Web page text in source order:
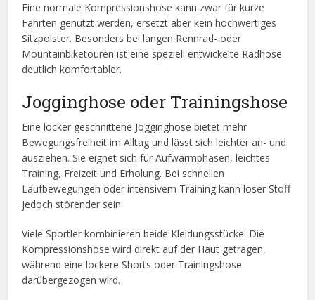
Eine normale Kompressionshose kann zwar für kurze
Fahrten genutzt werden, ersetzt aber kein hochwertiges
Sitzpolster. Besonders bei langen Rennrad- oder
Mountainbiketouren ist eine speziell entwickelte Radhose
deutlich komfortabler.
Jogginghose oder Trainingshose
Eine locker geschnittene Jogginghose bietet mehr
Bewegungsfreiheit im Alltag und lässt sich leichter an- und
ausziehen. Sie eignet sich für Aufwärmphasen, leichtes
Training, Freizeit und Erholung. Bei schnellen
Laufbewegungen oder intensivem Training kann loser Stoff
jedoch störender sein.
Viele Sportler kombinieren beide Kleidungsstücke. Die
Kompressionshose wird direkt auf der Haut getragen,
während eine lockere Shorts oder Trainingshose
darübergezogen wird.